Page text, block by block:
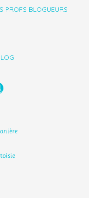
PROFS BLOGUEURS